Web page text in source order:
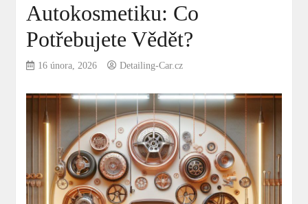
Autokosmetiku: Co
Potřebujete Vědět?
16 února, 2026 Detailing-Car.cz